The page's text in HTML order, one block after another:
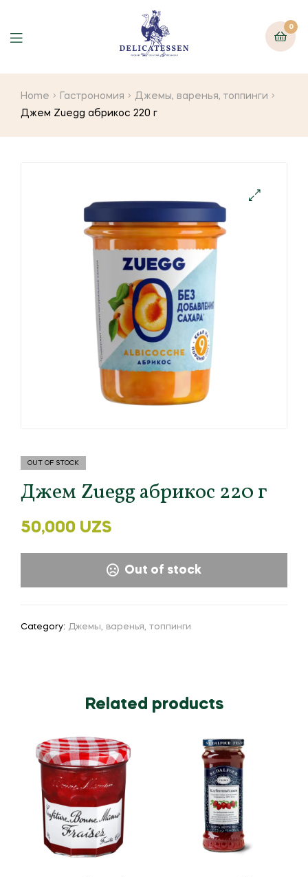
0
Home Гастрономия
Джемы, варенья, топпинги
Джем Zuegg абрикос 220 г
OUT OF STOCK
Джем Zuegg абрикос 220 г
50,000 UZS
Out of stock
Category: Джемы, варенья, топпинги
Related products